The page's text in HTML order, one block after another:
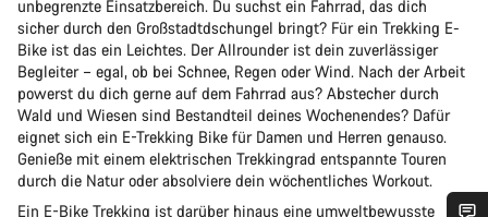
unbegrenzte Einsatzbereich. Du suchst ein Fahrrad, das dich
sicher durch den Großstadtdschungel bringt? Für ein Trekking E-
Bike ist das ein Leichtes. Der Allrounder ist dein zuverlässiger
Begleiter – egal, ob bei Schnee, Regen oder Wind. Nach der Arbeit
powerst du dich gerne auf dem Fahrrad aus? Abstecher durch
Wald und Wiesen sind Bestandteil deines Wochenendes? Dafür
eignet sich ein E-Trekking Bike für Damen und Herren genauso.
Genieße mit einem elektrischen Trekkingrad entspannte Touren
durch die Natur oder absolviere dein wöchentliches Workout.
Ein E-Bike Trekking ist darüber hinaus eine umweltbewusste